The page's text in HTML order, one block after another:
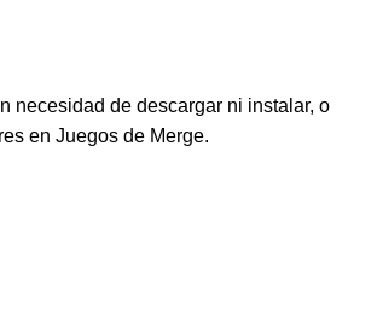
necesidad de descargar ni instalar, o
en Juegos de Merge.